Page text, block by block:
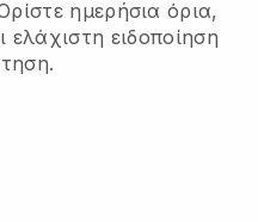
ημερήσια όρια,
ελάχιστη ειδοποίηση